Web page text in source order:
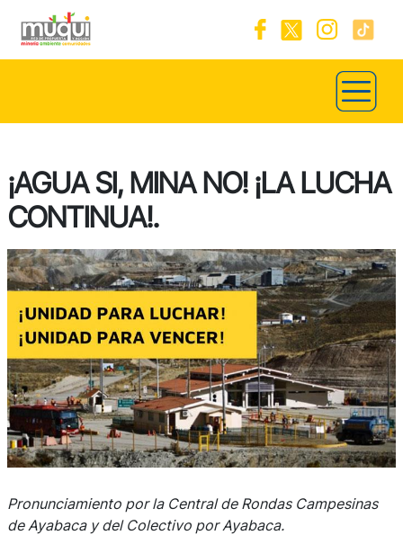
¡AGUA SI, MINA NO! ¡LA LUCHA
CONTINUA!.
Pronunciamiento por la Central de Rondas Campesinas
de Ayabaca y del Colectivo por Ayabaca.